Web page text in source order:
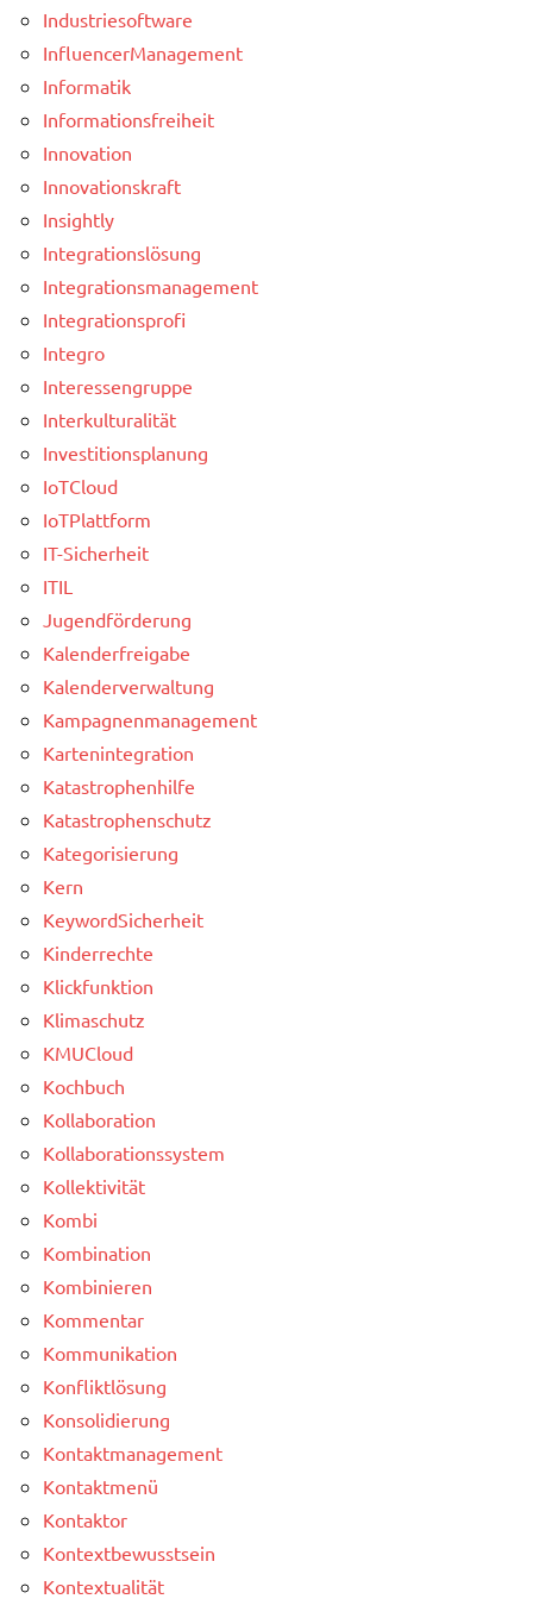
Industriesoftware
InfluencerManagement
Informatik
Informationsfreiheit
Innovation
Innovationskraft
Insightly
Integrationslösung
Integrationsmanagement
Integrationsprofi
Integro
Interessengruppe
Interkulturalität
Investitionsplanung
IoTCloud
IoTPlattform
IT-Sicherheit
ITIL
Jugendförderung
Kalenderfreigabe
Kalenderverwaltung
Kampagnenmanagement
Kartenintegration
Katastrophenhilfe
Katastrophenschutz
Kategorisierung
Kern
KeywordSicherheit
Kinderrechte
Klickfunktion
Klimaschutz
KMUCloud
Kochbuch
Kollaboration
Kollaborationssystem
Kollektivität
Kombi
Kombination
Kombinieren
Kommentar
Kommunikation
Konfliktlösung
Konsolidierung
Kontaktmanagement
Kontaktmenü
Kontaktor
Kontextbewusstsein
Kontextualität